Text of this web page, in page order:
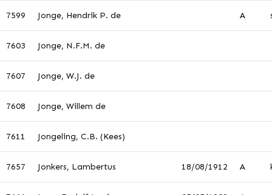
7599 Jonge, Hendrik P. de A
7603 Jonge, N.F.M. de
7607 Jonge, W.J. de
7608 Jonge, Willem de
7611 Jongeling, C.B. (Kees)
7657 Jonkers, Lambertus 18/08/1912 A